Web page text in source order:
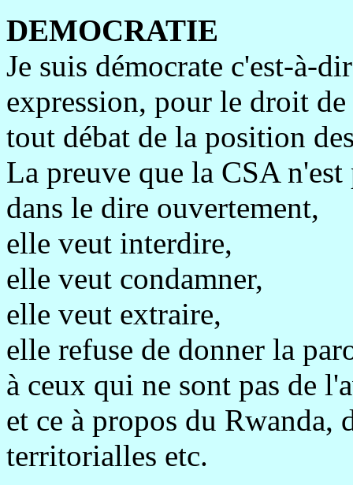
DEMOCRATIE
Je suis démocrate c'est-à-
expression, pour le droit
tout débat de la position
La preuve que la CSA n'est
dans le dire ouvertement,
elle veut interdire,
elle veut condamner,
elle veut extraire,
elle refuse de donner la
à ceux qui ne sont pas de
et ce à propos du
territorialles etc.